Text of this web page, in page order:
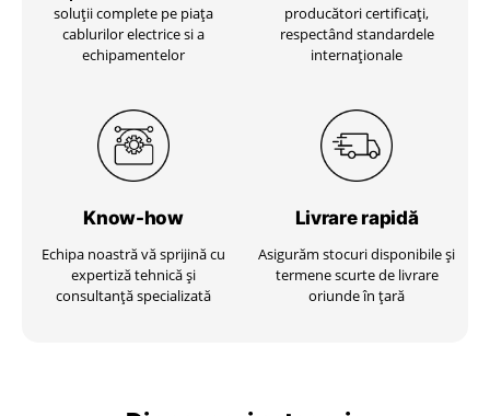
soluții complete pe piața
cablurilor electrice si a
echipamentelor
producători certificați,
respectând standardele
internaționale
Know-how
Echipa noastră vă sprijină cu
expertiză tehnică și
consultanță specializată
Livrare rapidă
Asigurăm stocuri disponibile și
termene scurte de livrare
oriunde în țară